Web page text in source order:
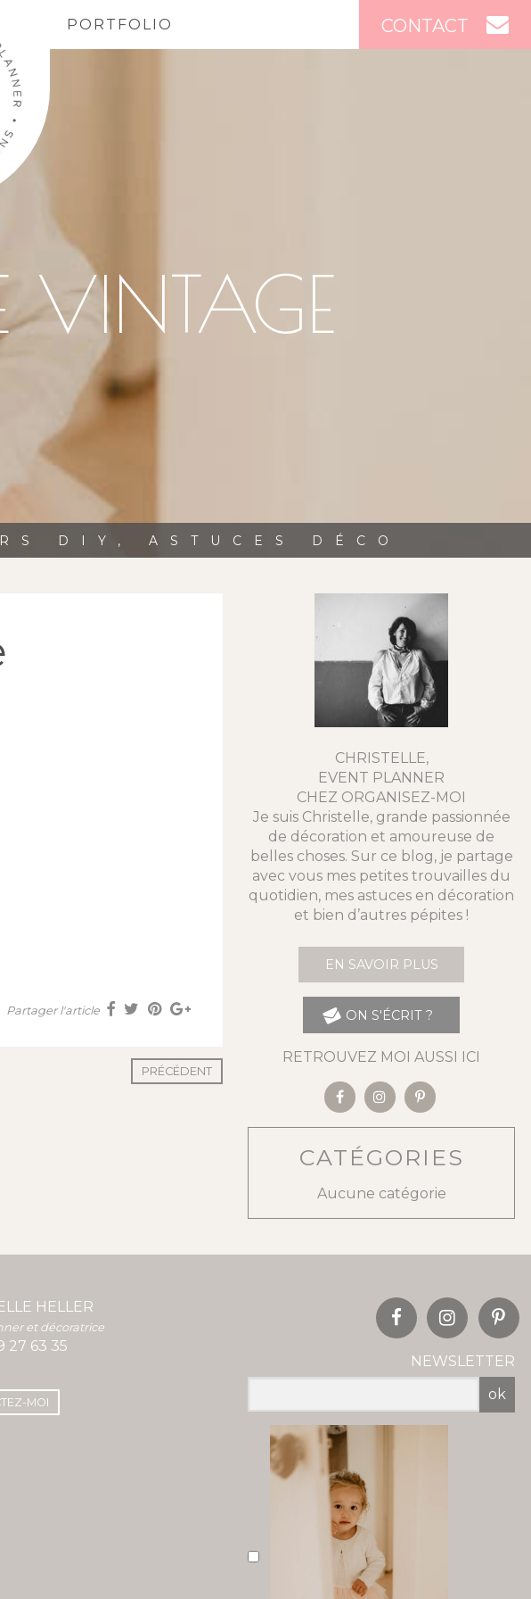
CONTACT
PORTFOLIO
VINTAGE
DIY, ASTUCES DÉCO
Partager l'article
PRÉCÉDENT
CHRISTELLE,
EVENT PLANNER
CHEZ ORGANISEZ-MOI
Je suis Christelle, grande passionnée
de décoration et amoureuse de
belles choses. Sur ce blog, je partage
avec vous mes petites trouvailles du
quotidien, mes astuces en décoration
et bien d’autres pépites !
EN SAVOIR PLUS
ON S'ÉCRIT ?
RETROUVEZ MOI AUSSI ICI
CATÉGORIES
Aucune catégorie
HELLER
et décoratrice
27 63 35
MOI
NEWSLETTER
ok